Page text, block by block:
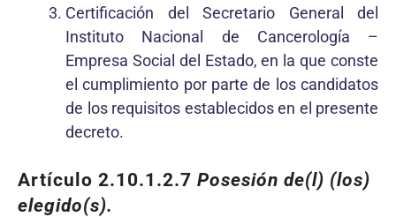
Certificación del Secretario General del
Instituto Nacional de Cancerología –
Empresa Social del Estado, en la que conste
el cumplimiento por parte de los candidatos
de los requisitos establecidos en el presente
decreto.
Artículo 2.10.1.2.7 Posesión de(l) (los)
elegido(s).